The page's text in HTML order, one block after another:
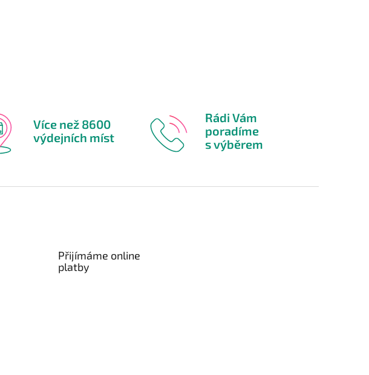
Více než 8600
výdejních míst
Rádi Vám
poradíme
s výběrem
Přijímáme online
platby